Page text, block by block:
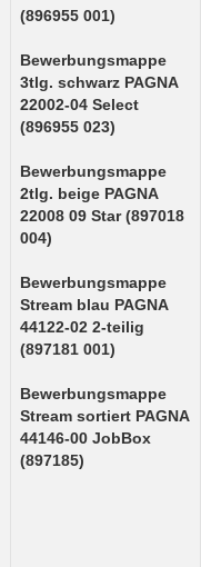
(896955 001)
Bewerbungsmappe
3tlg. schwarz PAGNA
22002-04 Select
(896955 023)
Bewerbungsmappe
2tlg. beige PAGNA
22008 09 Star (897018
004)
Bewerbungsmappe
Stream blau PAGNA
44122-02 2-teilig
(897181 001)
Bewerbungsmappe
Stream sortiert PAGNA
44146-00 JobBox
(897185)